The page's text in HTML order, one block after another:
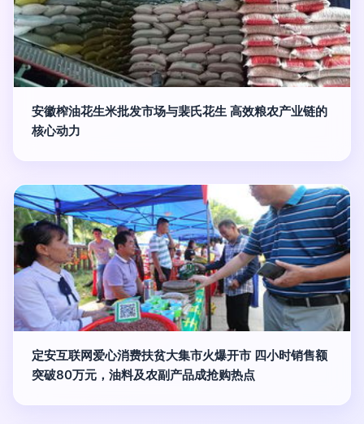
安徽榨油花生米批发市场与裴氏花生 高效粮农产业链的
核心动力
定安互联网爱心消费扶贫大集市火爆开市 四小时销售额
突破80万元，油料及农副产品成抢购热点